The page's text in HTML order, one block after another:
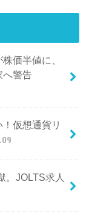
価半値に、
へ警告
仮想通貨リ
。JOLTS求人